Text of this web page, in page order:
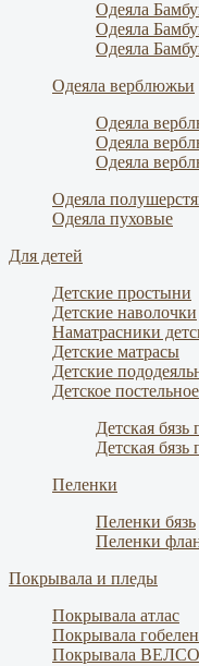
Одеяла
Одеяла
Одеяла
Одеяла верблюжьи
Одеяла
Одеяла
Одеяла
Одеяла
Одеяла пуховые
Для детей
Детские простыни
Детские наволочки
Наматрасники
Детские матрасы
Детские
Детское
Детская бязь
Детская бязь
Пеленки
Пеленки бязь
Пеленки
Покрывала и пледы
Покрывала атлас
Покрывала
Покрывала